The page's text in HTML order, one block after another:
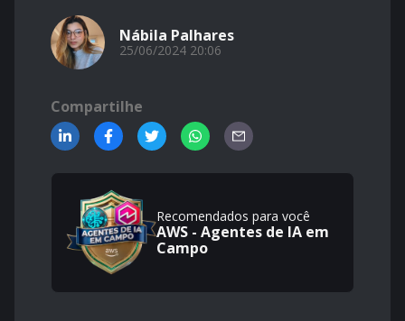
Nábila Palhares
25/06/2024 20:06
Compartilhe
Recomendados para você
AWS - Agentes de IA em
Campo